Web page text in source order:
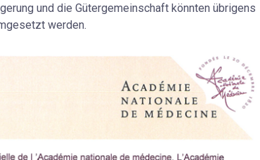
und die Gütergemeinschaft könnten übrigens
werden.